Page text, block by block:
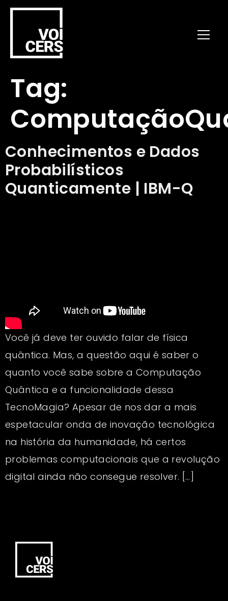
Tag:
Conhecimentos e Dados
Probabilísticos
Quanticamente | IBM-Q
Você já deve ter ouvido falar de física
quântica. Mas, a questão aqui é saber o
quanto você sabe sobre a Computação
Quântica e a funcionalidade dessa
TecnoMagia? Apesar de nos dar a mais
espetacular onda de inovação tecnológica
na história da humanidade, há certos
problemas computacionais que a revolução
digital ainda não consegue resolver. […]